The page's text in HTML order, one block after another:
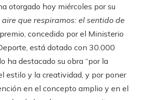
otorgado hoy miércoles por su
aire que respiramos: el sentido de
premio, concedido por el Ministerio
está dotado con 30.000
ha destacado su obra “por la
estilo y la creatividad, y por poner
en el concepto amplio y en el